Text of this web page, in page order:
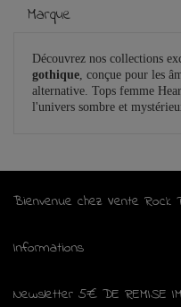
Marque
Découvrez nos collections
gothique, conçue pour les
alternative. Tops femme
l'univers sombre et
Bienvenue chez Vente
Informations
Newsletter 5€ DE REMISE